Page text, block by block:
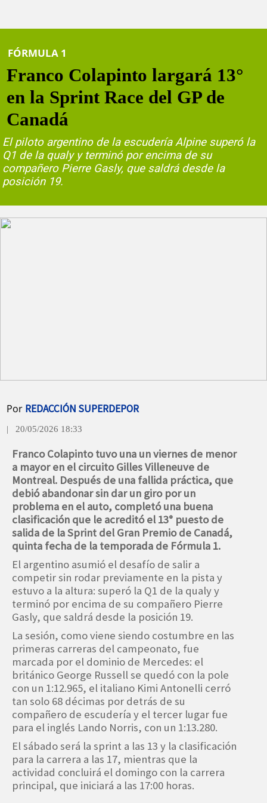
FÓRMULA 1
Franco Colapinto largará 13°
en la Sprint Race del GP de
Canadá
El piloto argentino de la escudería Alpine superó la
Q1 de la qualy y terminó por encima de su
compañero Pierre Gasly, que saldrá desde la
posición 19.
Por REDACCIÓN SUPERDEPOR
| 20/05/2026 18:33
Franco Colapinto tuvo una un viernes de menor
a mayor en el circuito Gilles Villeneuve de
Montreal. Después de una fallida práctica, que
debió abandonar sin dar un giro por un
problema en el auto, completó una buena
clasificación que le acreditó el 13° puesto de
salida de la Sprint del Gran Premio de Canadá,
quinta fecha de la temporada de Fórmula 1.
El argentino asumió el desafío de salir a
competir sin rodar previamente en la pista y
estuvo a la altura: superó la Q1 de la qualy y
terminó por encima de su compañero Pierre
Gasly, que saldrá desde la posición 19.
La sesión, como viene siendo costumbre en las
primeras carreras del campeonato, fue
marcada por el dominio de Mercedes: el
británico George Russell se quedó con la pole
con un 1:12.965, el italiano Kimi Antonelli cerró
tan solo 68 décimas por detrás de su
compañero de escudería y el tercer lugar fue
para el inglés Lando Norris, con un 1:13.280.
El sábado será la sprint a las 13 y la clasificación
para la carrera a las 17, mientras que la
actividad concluirá el domingo con la carrera
principal, que iniciará a las 17:00 horas.